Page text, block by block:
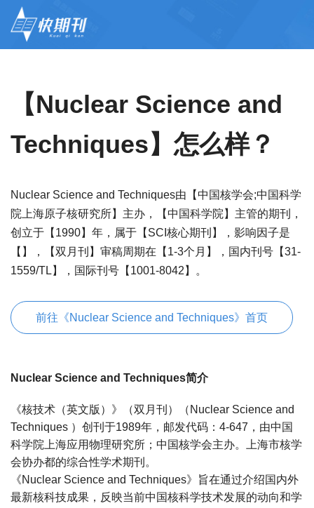
【Nuclear Science and
Techniques】怎么样？
Nuclear Science and Techniques由【中国核学会;中国科学
院上海原子核研究所】主办，【中国科学院】主管的期刊，
创立于【1990】年，属于【SCI核心期刊】，影响因子是
【】，【双月刊】审稿周期在【1-3个月】，国内刊号【31-
1559/TL】，国际刊号【1001-8042】。
前往《Nuclear Science and Techniques》首页
Nuclear Science and Techniques简介
《核技术（英文版）》（双月刊）（Nuclear Science and
Techniques ）创刊于1989年，邮发代码：4-647，由中国
科学院上海应用物理研究所；中国核学会主办。上海市核学
会协办都的综合性学术期刊。
《Nuclear Science and Techniques》旨在通过介绍国内外
最新核科技成果，反映当前中国核科学技术发展的动向和学